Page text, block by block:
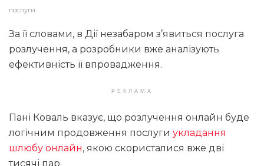
послуги
За її словами, в Дії незабаром з’явиться послуга
розлучення, а розробники вже аналізують
ефективність її впровадження.
РЕКЛАМА
Пані Коваль вказує, що розлучення онлайн буде
логічним продовження послуги укладання
шлюбу онлайн, якою скористалися вже дві
тисячі пар.